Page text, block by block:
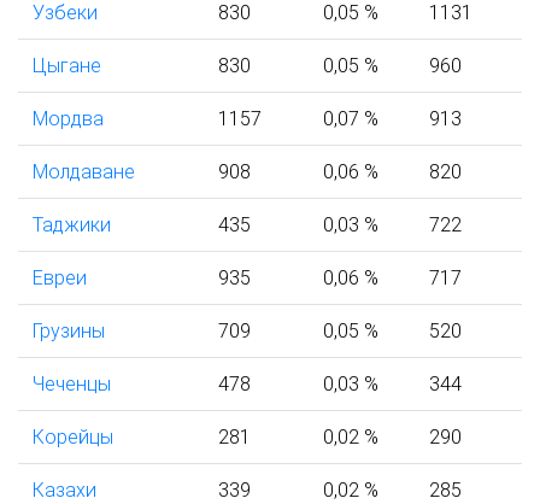
Узбеки 830 0,05 % 1131
Цыгане 830 0,05 % 960
Мордва 1157 0,07 % 913
Молдаване 908 0,06 % 820
Таджики 435 0,03 % 722
Евреи 935 0,06 % 717
Грузины 709 0,05 % 520
Чеченцы 478 0,03 % 344
Корейцы 281 0,02 % 290
Казахи 339 0,02 % 285